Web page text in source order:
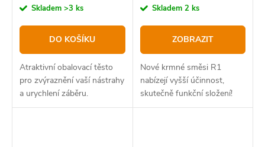
cena:Skladem >3 ks
DO KOŠÍKU
Atraktivní obalovací těsto
pro zvýraznění vaší nástrahy
a urychlení záběru.
cena:Skladem 2 ks
ZOBRAZIT
Nové krmné směsi R1
nabízejí vyšší účinnost,
skutečně funkční složení!